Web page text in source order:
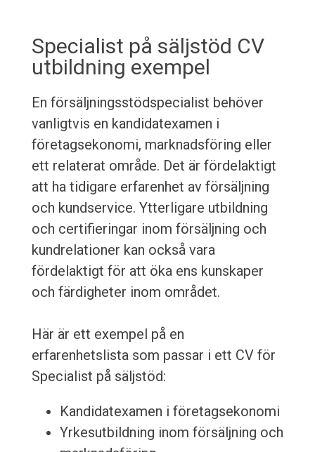
Specialist på säljstöd CV
utbildning exempel
En försäljningsstödspecialist behöver
vanligtvis en kandidatexamen i
företagsekonomi, marknadsföring eller
ett relaterat område. Det är fördelaktigt
att ha tidigare erfarenhet av försäljning
och kundservice. Ytterligare utbildning
och certifieringar inom försäljning och
kundrelationer kan också vara
fördelaktigt för att öka ens kunskaper
och färdigheter inom området.
Här är ett exempel på en
erfarenhetslista som passar i ett CV för
Specialist på säljstöd:
Kandidatexamen i företagsekonomi
Yrkesutbildning inom försäljning och